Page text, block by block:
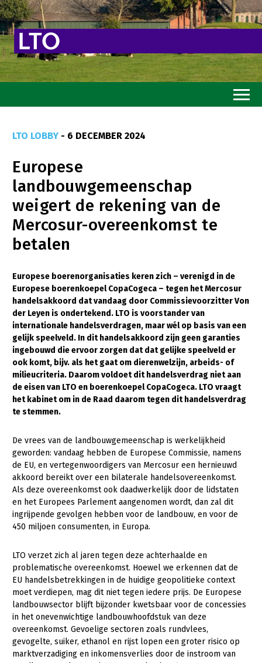
Goed eten
Mooi groen
Sterk ondernemerschap
Gezonde planten
Gezonde dieren
Natuur, klimaat en energie
Bodem en water
Platteland en omgeving
Mens, ondernemerschap en onderwijs
Internationaal
Sectoren
Dier
Biologische Landbouw
Geitenhouderij
Kalverhouderij
Melkveehouderij
Paardenhouderij
Pluimveehouderij
Schapenhouderij
Varkenshouderij
Plant
Akkerbouw
Biologische Landbouw
Bomen, vaste planten en zomerbloemen
Fruitteelt
Glastuinbouw
Paddenstoelen
Vollegrondsgroente
Multifunctionele landbouw
Multifunctioneel
Onderwerpen
Nieuws
Nieuwsabonnement
Webinars
Over LTO
LTO Nederland
LTO LOBBY - 6 DECEMBER 2024
Europese
landbouwgemeenschap
weigert de rekening van de
Mercosur-overeenkomst te
betalen
Europese boerenorganisaties keren zich – verenigd in de
Europese boerenkoepel CopaCogeca – tegen het Mercosur
handelsakkoord dat vandaag door Commissievoorzitter Von
der Leyen is ondertekend. LTO is voorstander van
internationale handelsverdragen, maar wél op basis van een
gelijk speelveld. In dit handelsakkoord zijn geen garanties
ingebouwd die ervoor zorgen dat dat gelijke speelveld er
ook komt, bijv. als het gaat om dierenwelzijn, arbeids- of
milieucriteria. Daarom voldoet dit handelsverdrag niet aan
de eisen van LTO en boerenkoepel CopaCogeca. LTO vraagt
het kabinet om in de Raad daarom tegen dit handelsverdrag
te stemmen.
De vrees van de landbouwgemeenschap is werkelijkheid
geworden: vandaag hebben de Europese Commissie, namens
de EU, en vertegenwoordigers van Mercosur een hernieuwd
akkoord bereikt over een bilaterale handelsovereenkomst.
Als deze overeenkomst ook daadwerkelijk door de lidstaten
en het Europees Parlement aangenomen wordt, dan zal dit
ingrijpende gevolgen hebben voor de landbouw, en voor de
450 miljoen consumenten, in Europa.
LTO verzet zich al jaren tegen deze achterhaalde en
problematische overeenkomst. Hoewel we erkennen dat de
EU handelsbetrekkingen in de huidige geopolitieke context
moet verdiepen, mag dit niet tegen iedere prijs. De Europese
landbouwsector blijft bijzonder kwetsbaar voor de concessies
in het onevenwichtige landbouwhoofdstuk van deze
overeenkomst. Gevoelige sectoren zoals rundvlees,
gevogelte, suiker, ethanol en rijst lopen een groter risico op
marktverzadiging en inkomensverlies door de instroom van